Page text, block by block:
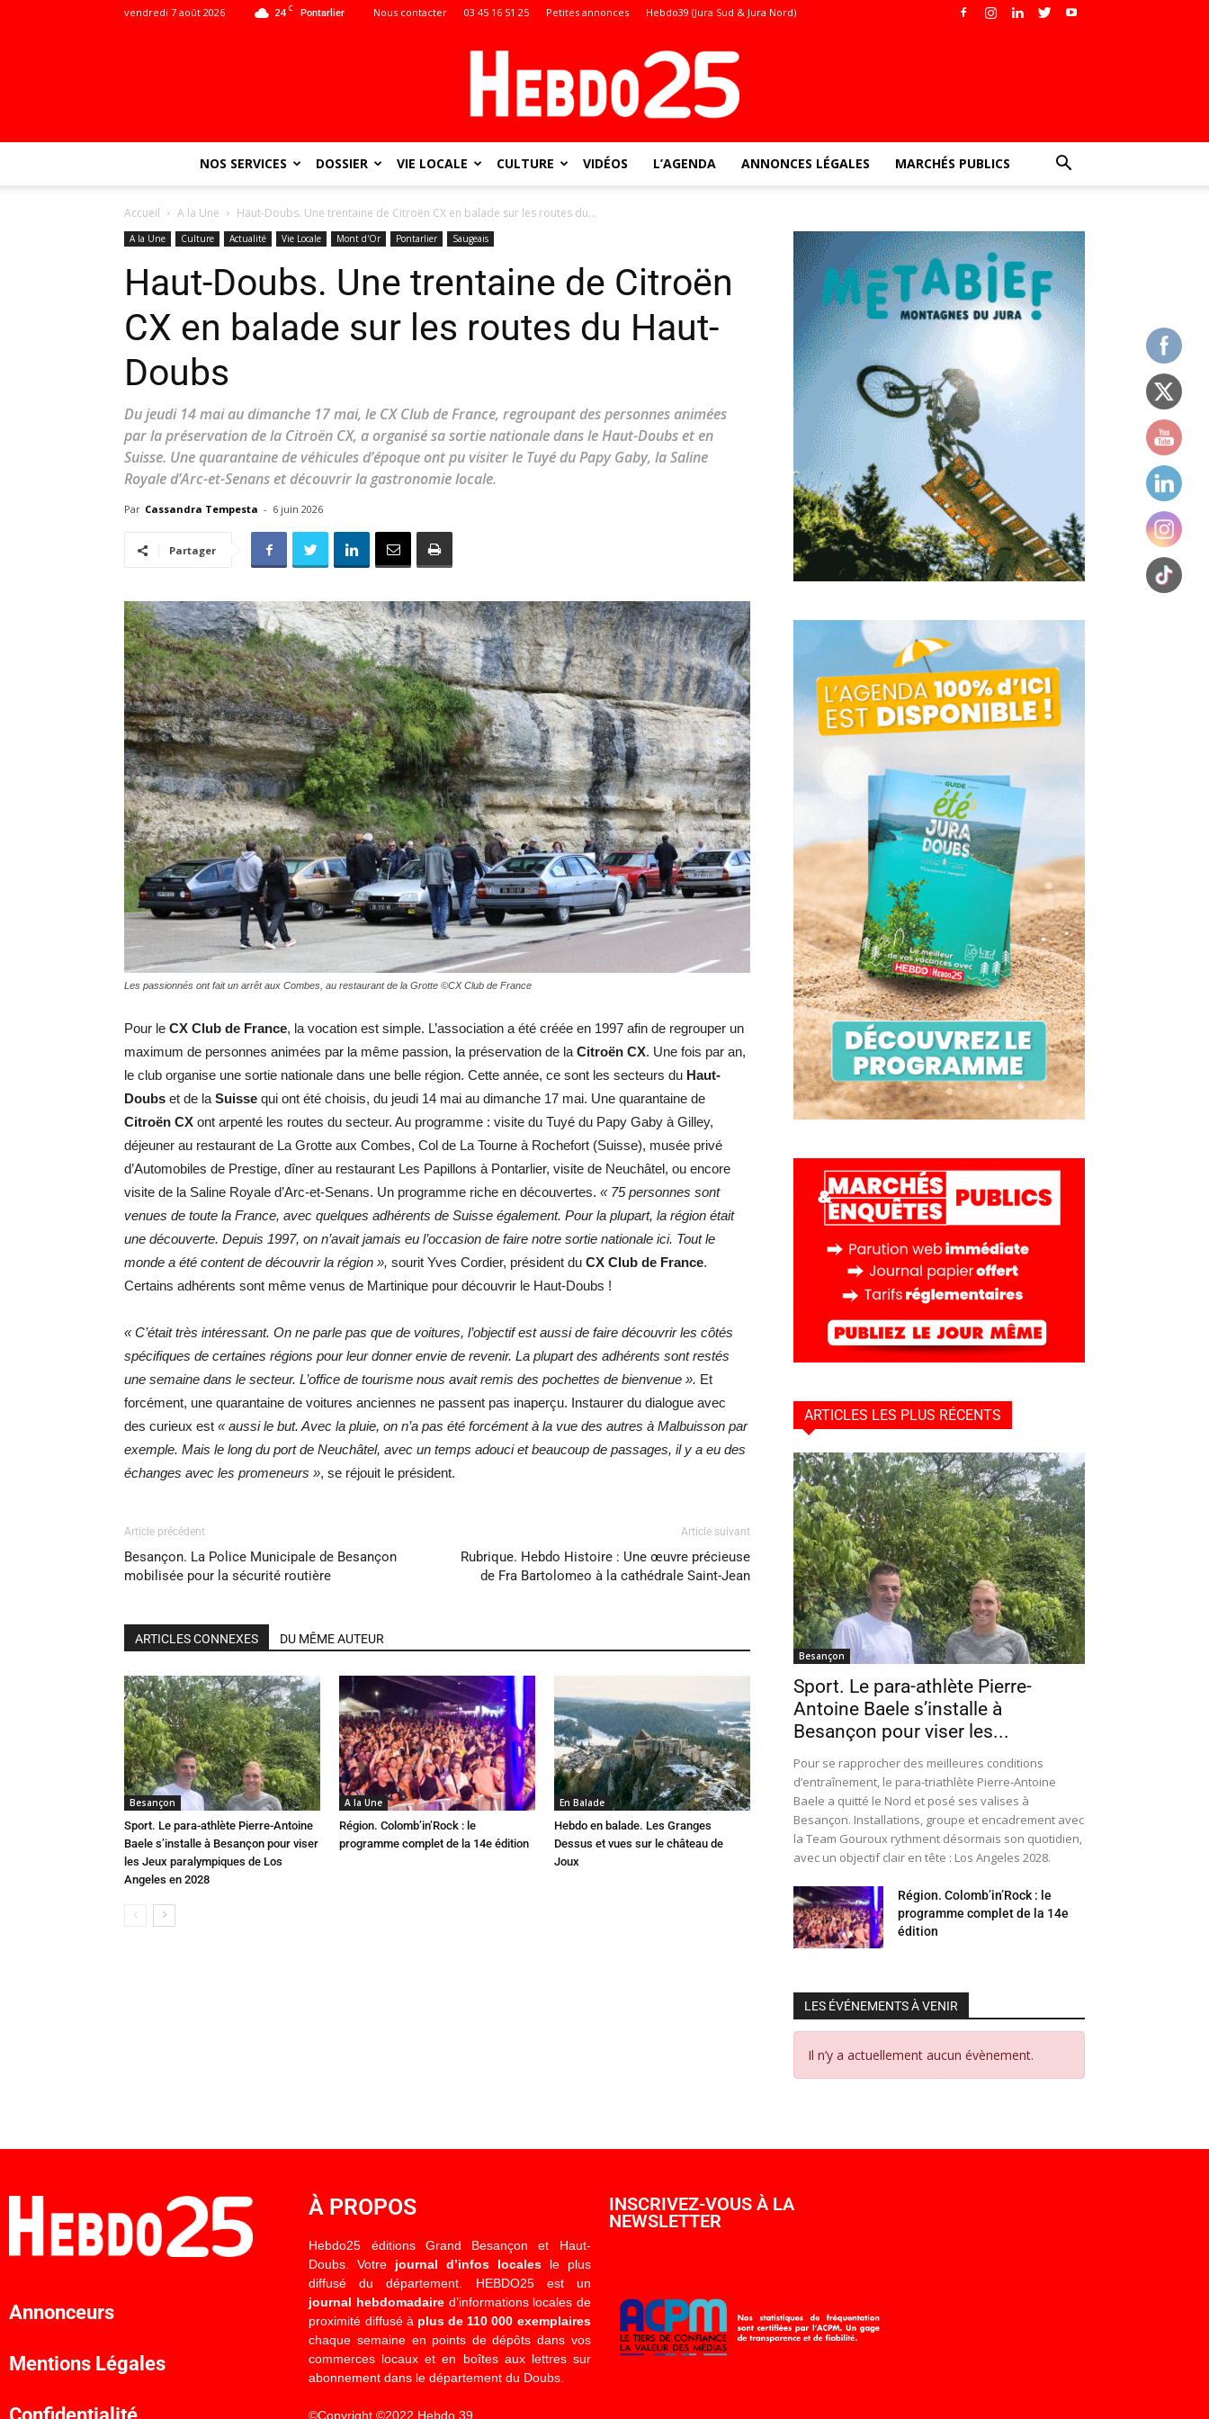
24 C Pontarlier
vendredi 7 août 2026 Nous contacter 03 45 16 51 25 Petites annonces Hebdo39 (Jura Sud & Jura Nord)
toute
locale
–
Hebdo25
NOS SERVICES DOSSIER VIE LOCALE CULTURE VIDÉOS L’AGENDA ANNONCES LÉGALES MARCHÉS PUBLICS
Accueil A la Une Haut-Doubs. Une trentaine de Citroën CX en balade sur les routes du...
A la Une Culture Actualité Vie Locale Mont d'Or Pontarlier Saugeais
Haut-Doubs. Une trentaine de Citroën
CX en balade sur les routes du Haut-
Doubs
Du jeudi 14 mai au dimanche 17 mai, le CX Club de France, regroupant des personnes animées
par la préservation de la Citroën CX, a organisé sa sortie nationale dans le Haut-Doubs et en
Suisse. Une quarantaine de véhicules d’époque ont pu visiter le Tuyé du Papy Gaby, la Saline
Royale d’Arc-et-Senans et découvrir la gastronomie locale.
Par Cassandra Tempesta - 6 juin 2026
Partager
Les passionnés ont fait un arrêt aux Combes, au restaurant de la Grotte ©CX Club de France
Pour le CX Club de France, la vocation est simple. L’association a été créée en 1997 afin de regrouper un
maximum de personnes animées par la même passion, la préservation de la Citroën CX. Une fois par an,
le club organise une sortie nationale dans une belle région. Cette année, ce sont les secteurs du Haut-
Doubs et de la Suisse qui ont été choisis, du jeudi 14 mai au dimanche 17 mai. Une quarantaine de
Citroën CX ont arpenté les routes du secteur. Au programme : visite du Tuyé du Papy Gaby à Gilley,
déjeuner au restaurant de La Grotte aux Combes, Col de La Tourne à Rochefort (Suisse), musée privé
d’Automobiles de Prestige, dîner au restaurant Les Papillons à Pontarlier, visite de Neuchâtel, ou encore
visite de la Saline Royale d’Arc-et-Senans. Un programme riche en découvertes. « 75 personnes sont
venues de toute la France, avec quelques adhérents de Suisse également. Pour la plupart, la région était
une découverte. Depuis 1997, on n’avait jamais eu l’occasion de faire notre sortie nationale ici. Tout le
monde a été content de découvrir la région », sourit Yves Cordier, président du CX Club de France.
Certains adhérents sont même venus de Martinique pour découvrir le Haut-Doubs !
« C’était très intéressant. On ne parle pas que de voitures, l’objectif est aussi de faire découvrir les côtés
spécifiques de certaines régions pour leur donner envie de revenir. La plupart des adhérents sont restés
une semaine dans le secteur. L’office de tourisme nous avait remis des pochettes de bienvenue ». Et
forcément, une quarantaine de voitures anciennes ne passent pas inaperçu. Instaurer du dialogue avec
des curieux est « aussi le but. Avec la pluie, on n’a pas été forcément à la vue des autres à Malbuisson par
exemple. Mais le long du port de Neuchâtel, avec un temps adouci et beaucoup de passages, il y a eu des
échanges avec les promeneurs », se réjouit le président.
Article précédent
Besançon. La Police Municipale de Besançon
mobilisée pour la sécurité routière
Article suivant
Rubrique. Hebdo Histoire : Une œuvre précieuse
de Fra Bartolomeo à la cathédrale Saint-Jean
ARTICLES CONNEXES DU MÊME AUTEUR
Besançon
Sport. Le para-athlète Pierre-Antoine
Baele s’installe à Besançon pour viser
les Jeux paralympiques de Los
Angeles en 2028
A la Une
Région. Colomb’in’Rock : le
programme complet de la 14e édition
En Balade
Hebdo en balade. Les Granges
Dessus et vues sur le château de
Joux
ARTICLES LES PLUS RÉCENTS
Besançon
Sport. Le para-athlète Pierre-
Antoine Baele s’installe à
Besançon pour viser les...
Pour se rapprocher des meilleures conditions
d’entraînement, le para-triathlète Pierre-Antoine
Baele a quitté le Nord et posé ses valises à
Besançon. Installations, groupe et encadrement avec
la Team Gouroux rythment désormais son quotidien,
avec un objectif clair en tête : Los Angeles 2028.
Région. Colomb’in’Rock : le
programme complet de la 14e
édition
LES ÉVÉNEMENTS À VENIR
Il n’y a actuellement aucun évènement.
Annonceurs
Mentions Légales
À PROPOS
Hebdo25 éditions Grand Besançon et Haut-
Doubs. Votre journal d’infos localesle plus
diffusé du département. HEBDO25 est un
journal hebdomadaired’informations locales de
proximité diffusé à plus de 110 000 exemplaires
chaque semaine en points de dépôts dans vos
commerces locaux et en boîtes aux lettres sur
abonnement dans le département du Doubs.
©Copyright ©2022 Hebdo 39
INSCRIVEZ-VOUS À LA
NEWSLETTER